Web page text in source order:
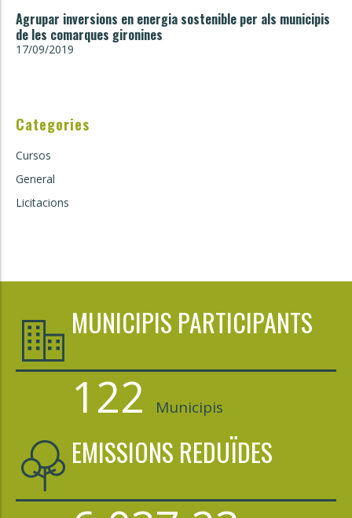
Agrupar inversions en energia sostenible per als municipis
de les comarques gironines
17/09/2019
Categories
Cursos
General
Licitacions
MUNICIPIS PARTICIPANTS
122 Municipis
EMISSIONS REDUÏDES